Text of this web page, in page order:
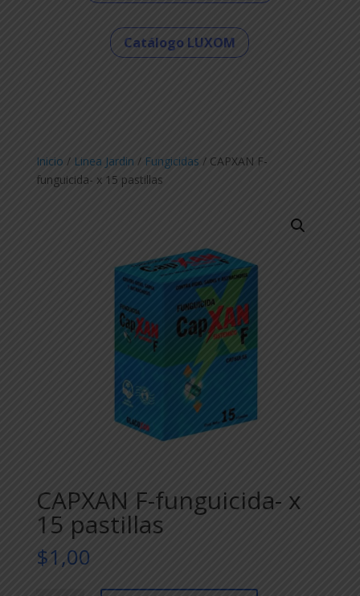
Catálogo LUXOM
Inicio / Linea Jardin / Fungicidas / CAPXAN F-
funguicida- x 15 pastillas
CAPXAN F-funguicida- x
15 pastillas
$1,00